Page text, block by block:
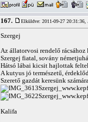
167. Elküldve: 2011-09-27 20:31:36,
Szergej
Az állatorvosi rendelő
Szergej fiatal, sovány
Hátsó lábai kicsit hajlottak
A kutyus jó természetű,
Szerető gazdát keresünk
Kalifa